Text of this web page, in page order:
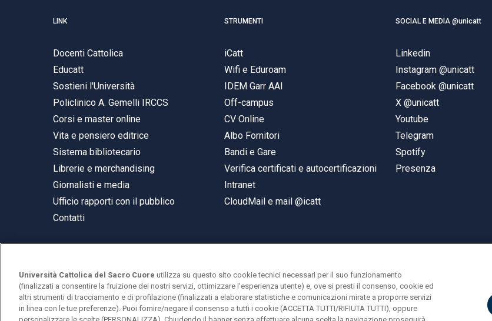
LINK
Docenti Cattolica
Educatt
Sostieni l'Università
Policlinico A. Gemelli IRCCS
Corsi e master online
Vita e pensiero editrice
Sistema bibliotecario
Librerie e merchandising
Giornalisti e media
Ufficio rapporti con il pubblico
Contatti
STRUMENTI
iCatt
Wifi e Eduroam
IDEM Garr AAI
Off-campus
CV Online
Albo Fornitori
Bandi e Gare
Verifica certificati e autocertificazioni
Intranet
CloudMail e mail @icatt
SOCIAL E MEDIA @unicatt
Linkedin
Instagram @unicatt
Facebook @unicatt
X @unicatt
Youtube
Telegram
Spotify
Presenza
© Università Cattolica del Sacro Cuore
Largo A. Gemelli 1, 20123 Milano
PI 02133120150
Università Cattolica del Sacro Cuore utilizza su questo sito cookie tecnici necessari per il suo funzionamento
(finalizzati a consentire la fruizione dei nostri servizi, ottimizzare l'esperienza utente) e, ove si presti il consenso, cookie ed
altri strumenti di tracciamento e di profilazione (finalizzati a elaborare statistiche e comunicazioni mirate a proporre servizi
in linea con le tue preferenze). Puoi fornire/negare il consenso a tutti i cookie (ACCETTA TUTTI/RIFIUTA TUTTI), oppure